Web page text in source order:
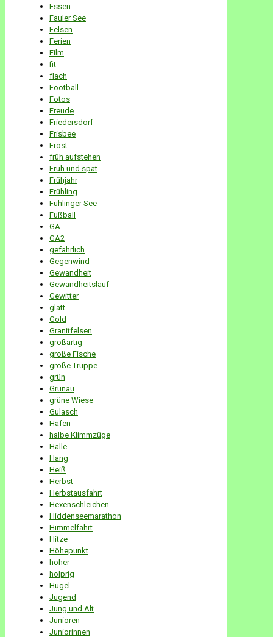
Essen
Fauler See
Felsen
Ferien
Film
fit
flach
Football
Fotos
Freude
Friedersdorf
Frisbee
Frost
früh aufstehen
Früh und spät
Frühjahr
Frühling
Fühlinger See
Fußball
GA
GA2
gefährlich
Gegenwind
Gewandheit
Gewandheitslauf
Gewitter
glatt
Gold
Granitfelsen
großartig
große Fische
große Truppe
grün
Grünau
grüne Wiese
Gulasch
Hafen
halbe Klimmzüge
Halle
Hang
Heiß
Herbst
Herbstausfahrt
Hexenschleichen
Hiddenseemarathon
Himmelfahrt
Hitze
Höhepunkt
höher
holprig
Hügel
Jugend
Jung und Alt
Junioren
Juniorinnen